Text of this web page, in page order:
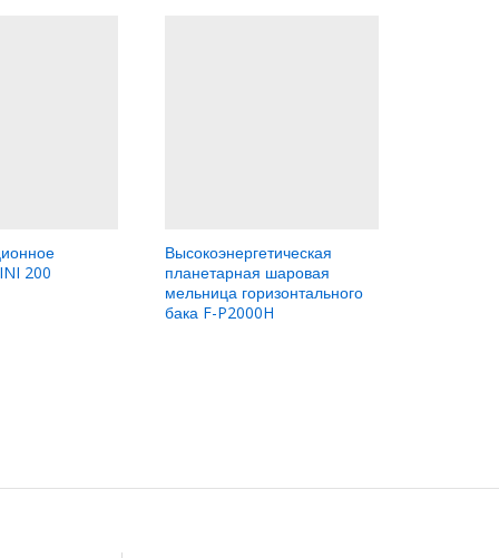
200
Высокоэнергетическая
планетарная шаровая
мельница горизонтального
бака F-P2000H